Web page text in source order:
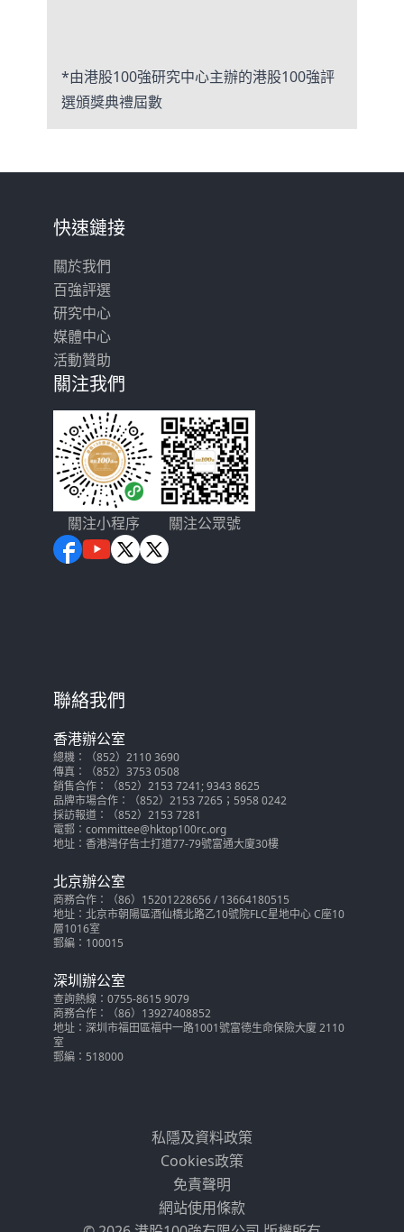
*由港股100強研究中心主辦的港股100強評
選頒獎典禮屆數
快速鏈接
關於我們
百強評選
研究中心
媒體中心
活動贊助
關注我們
關注小程序 關注公眾號
聯絡我們
香港辦公室
總機：（852）2110 3690
傳真：（852）3753 0508
銷售合作：（852）2153 7241; 9343 8625
品牌市場合作：（852）2153 7265；5958 0242
採訪報道：（852）2153 7281
電郵：committee@hktop100rc.org
地址：香港灣仔告士打道77-79號富通大廈30樓
北京辦公室
商務合作：（86）15201228656 / 13664180515
地址：北京市朝陽區酒仙橋北路乙10號院FLC星地中心 C座10
層1016室
郵編：100015
深圳辦公室
查詢熱線：0755-8615 9079
商務合作：（86）13927408852
地址：深圳市福田區福中一路1001號富德生命保險大廈 2110
室
郵編：518000
私隱及資料政策
Cookies政策
免責聲明
網站使用條款